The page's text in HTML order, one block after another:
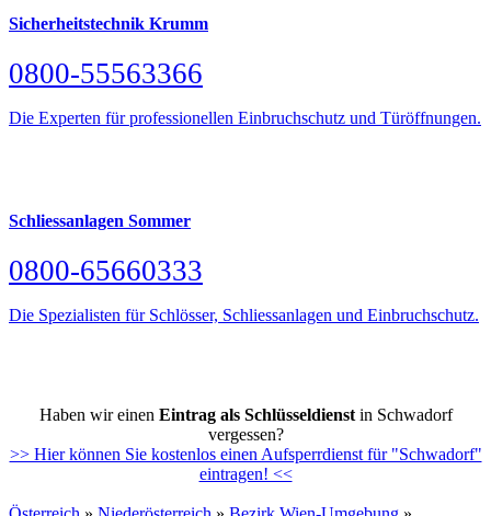
Sicherheitstechnik Krumm
0800-55563366
Die Experten für professionellen Einbruchschutz und Türöffnungen.
Schliessanlagen Sommer
0800-65660333
Die Spezialisten für Schlösser, Schliessanlagen und Einbruchschutz.
Haben wir einen Eintrag als Schlüsseldienstin Schwadorf
vergessen?
>> Hier können Sie kostenlos einen Aufsperrdienst für "Schwadorf"
eintragen! <<